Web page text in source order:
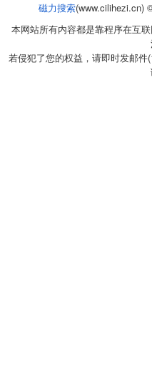
磁力搜索(www.cilihezi.cn)
本网站所有内容都是靠程序在互
若侵犯了您的权益，请即时发邮